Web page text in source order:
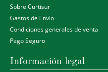
Sobre Curtisur
Gastos de Envio
Condiciones generales de venta
Pago Seguro
Información legal